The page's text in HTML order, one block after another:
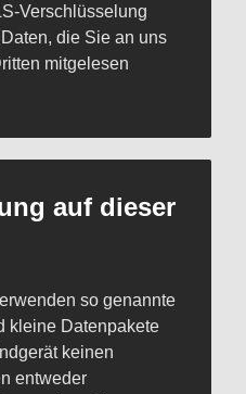
Verschlüsselung
die Sie an uns
mitgelesen
auf dieser
so genannte
kleine Datenpakete
keinen
entweder